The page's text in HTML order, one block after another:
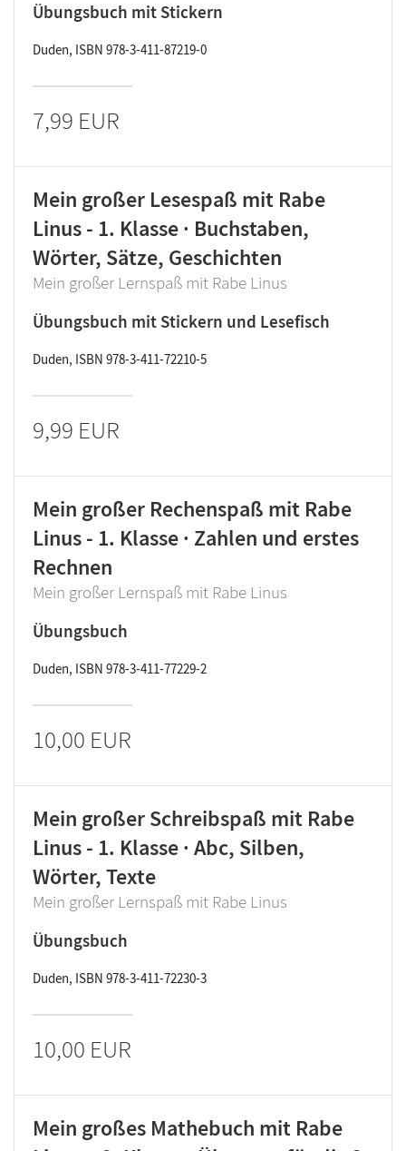
Übungsbuch mit Stickern
Duden, ISBN 978-3-411-87219-0
7,99 EUR
Mein großer Lesespaß mit Rabe
Linus - 1. Klasse · Buchstaben,
Wörter, Sätze, Geschichten
Mein großer Lernspaß mit Rabe Linus
Übungsbuch mit Stickern und Lesefisch
Duden, ISBN 978-3-411-72210-5
9,99 EUR
Mein großer Rechenspaß mit Rabe
Linus - 1. Klasse · Zahlen und erstes
Rechnen
Mein großer Lernspaß mit Rabe Linus
Übungsbuch
Duden, ISBN 978-3-411-77229-2
10,00 EUR
Mein großer Schreibspaß mit Rabe
Linus - 1. Klasse · Abc, Silben,
Wörter, Texte
Mein großer Lernspaß mit Rabe Linus
Übungsbuch
Duden, ISBN 978-3-411-72230-3
10,00 EUR
Mein großes Mathebuch mit Rabe